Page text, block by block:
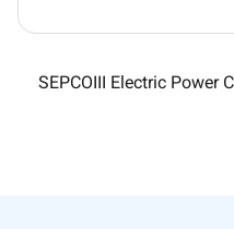
SEPCOIII Electric Power